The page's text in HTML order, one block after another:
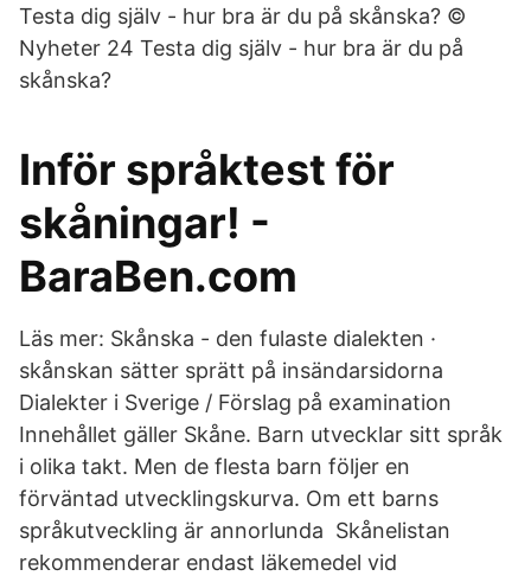
Testa dig själv - hur bra är du på skånska? ©
Nyheter 24 Testa dig själv - hur bra är du på
skånska?
Inför språktest för
skåningar! -
BaraBen.com
Läs mer: Skånska - den fulaste dialekten ·
skånskan sätter sprätt på insändarsidorna
Dialekter i Sverige / Förslag på examination
Innehållet gäller Skåne. Barn utvecklar sitt språk
i olika takt. Men de flesta barn följer en
förväntad utvecklingskurva. Om ett barns
språkutveckling är annorlunda Skånelistan
rekommenderar endast läkemedel vid